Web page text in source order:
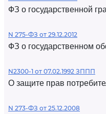
ФЗ о государственной
N 275-ФЗ от 29.12.2012
ФЗ о государственном
N2300-1 от 07.02.1992 ЗППП
О защите прав
N 273-ФЗ от 25.12.2008